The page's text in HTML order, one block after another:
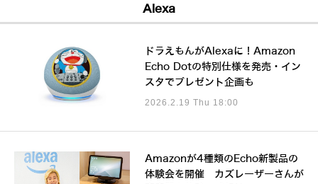
Alexa
ドラえもんがAlexaに！Amazon
Echo Dotの特別仕様を発売・イン
スタでプレゼント企画も
2026.2.19 Thu 18:00
Amazonが4種類のEcho新製品の
体験会を開催 カズレーザーさんが